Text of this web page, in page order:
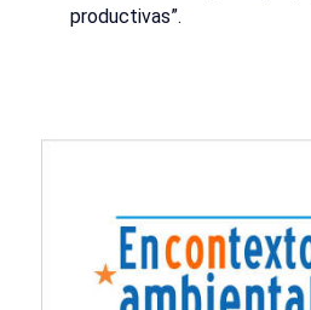
productivas”.